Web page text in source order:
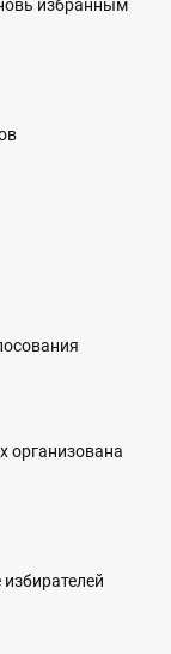
избранным
организована